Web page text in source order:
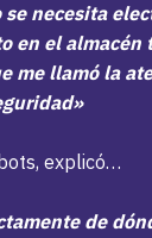
necesita
el almacén
me llamó la
explicó…
de